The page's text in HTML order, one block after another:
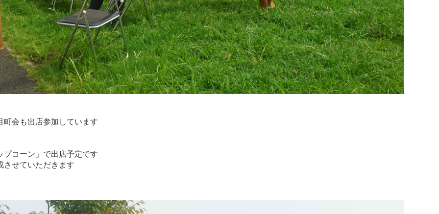
町会も出店参加しています
プコーン」で出店予定です
させていただきます